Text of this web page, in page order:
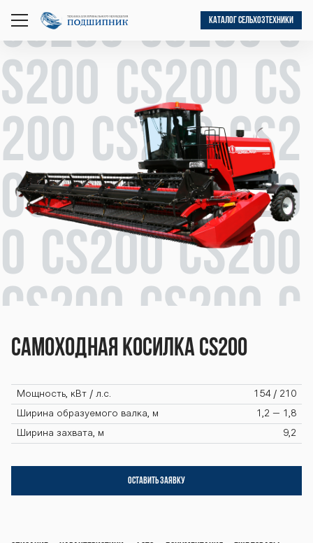
открыть
меню
КАТАЛОГ СЕЛЬХОЗТЕХНИКИ
CS200 CS200 C
S200 CS200 CS
200 CS200 CS2
00 CS200 CS20
0 CS200 CS200
CS200 CS200 C
S200 CS200 CS
200 CS200 CS2
00 CS200 CS20
Самоходная косилка CS200
Мощность, кВт / л.с. 154 / 210
Ширина образуемого валка, м 1,2 – 1,8
Ширина захвата, м 9,2
ОСТАВИТЬ ЗАЯВКУ